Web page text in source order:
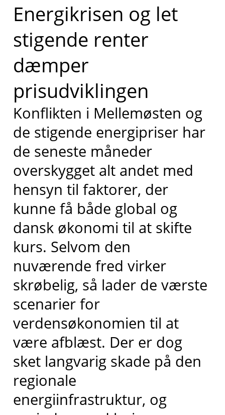
Energikrisen og let
stigende renter
dæmper
prisudviklingen
Konflikten i Mellemøsten og
de stigende energipriser har
de seneste måneder
overskygget alt andet med
hensyn til faktorer, der
kunne få både global og
dansk økonomi til at skifte
kurs. Selvom den
nuværende fred virker
skrøbelig, så lader de værste
scenarier for
verdensøkonomien til at
være afblæst. Der er dog
sket langvarig skade på den
regionale
energiinfrastruktur, og